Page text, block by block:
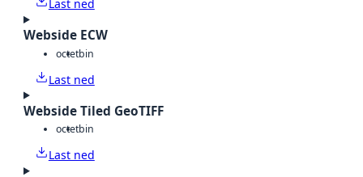
Last ned
Webside ECW
octetbin
Last ned
Webside Tiled GeoTIFF
octetbin
Last ned